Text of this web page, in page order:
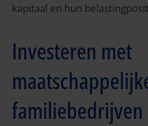
kapitaal en hun
Investeren met
familiebedrijven